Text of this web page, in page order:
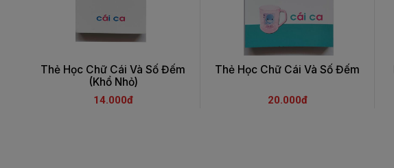
Thẻ Học Chữ Cái Và Số Đếm
(Khổ Nhỏ)
14.000đ
Thẻ Học Chữ Cái Và Số Đếm
20.000đ